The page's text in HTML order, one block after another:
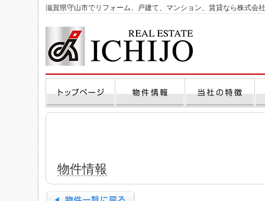
滋賀県守山市でリフォーム、戸建て、マンション、賃貸なら株式会
物件情報